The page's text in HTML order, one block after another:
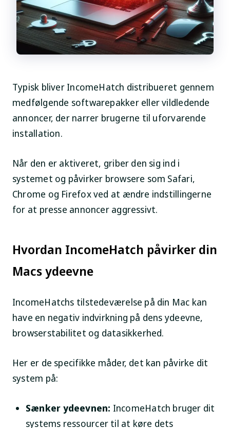
Typisk bliver IncomeHatch distribueret gennem
medfølgende softwarepakker eller vildledende
annoncer, der narrer brugerne til uforvarende
installation.
Når den er aktiveret, griber den sig ind i
systemet og påvirker browsere som Safari,
Chrome og Firefox ved at ændre indstillingerne
for at presse annoncer aggressivt.
Hvordan IncomeHatch påvirker din
Macs ydeevne
IncomeHatchs tilstedeværelse på din Mac kan
have en negativ indvirkning på dens ydeevne,
browserstabilitet og datasikkerhed.
Her er de specifikke måder, det kan påvirke dit
system på:
Sænker ydeevnen: IncomeHatch bruger dit
systems ressourcer til at køre dets